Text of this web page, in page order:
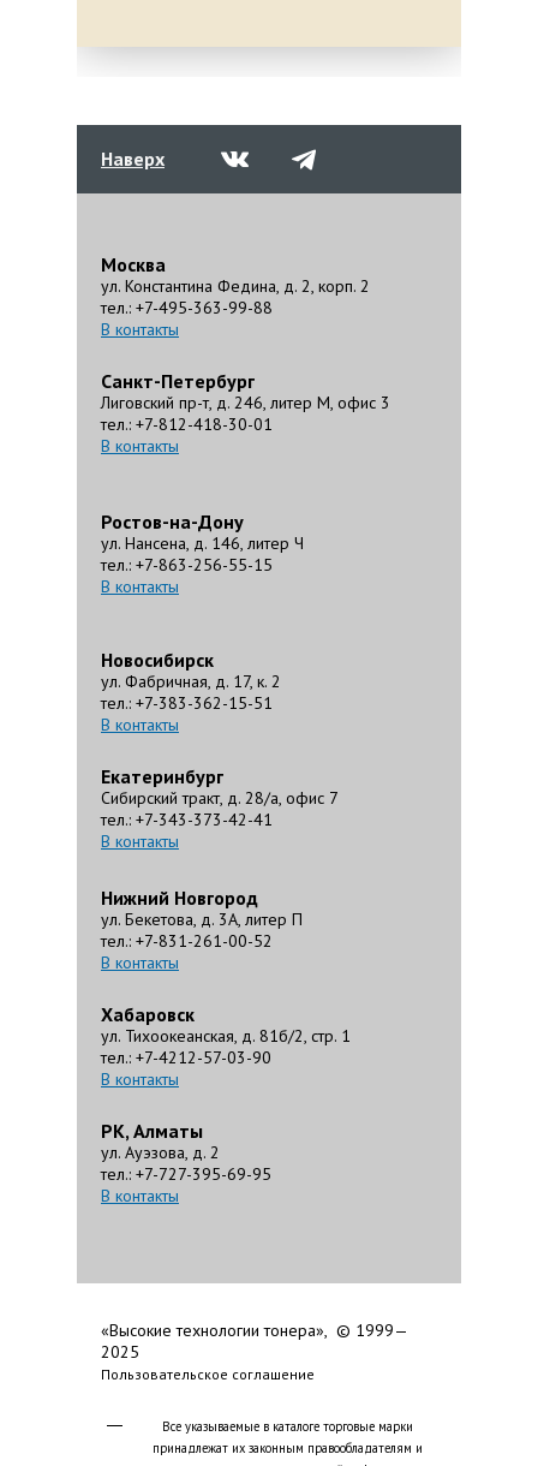
Наверх
Москва
ул. Константина Федина, д. 2, корп. 2
тел.: +7-495-363-99-88
В контакты
Санкт-Петербург
Лиговский пр-т, д. 246, литер М, офис 3
тел.: +7-812-418-30-01
В контакты
Ростов-на-Дону
ул. Нансена, д. 146, литер Ч
тел.: +7-863-256-55-15
В контакты
Новосибирск
ул. Фабричная, д. 17, к. 2
тел.: +7-383-362-15-51
В контакты
Екатеринбург
Сибирский тракт, д. 28/а, офис 7
тел.: +7-343-373-42-41
В контакты
Нижний Новгород
ул. Бекетова, д. 3А, литер П
тел.: +7-831-261-00-52
В контакты
Хабаровск
ул. Тихоокеанская, д. 81б/2, стр. 1
тел.: +7-4212-57-03-90
В контакты
РК, Алматы
ул. Ауэзова, д. 2
тел.: +7-727-395-69-95
В контакты
«Высокие технологии тонера», © 1999—
2025
Пользовательское соглашение
Все указываемые в каталоге торговые марки
принадлежат их законным правообладателям и